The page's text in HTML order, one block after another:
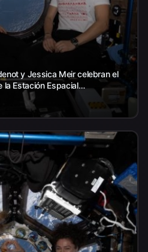
y Jessica Meir celebran el
la Estación Espacial